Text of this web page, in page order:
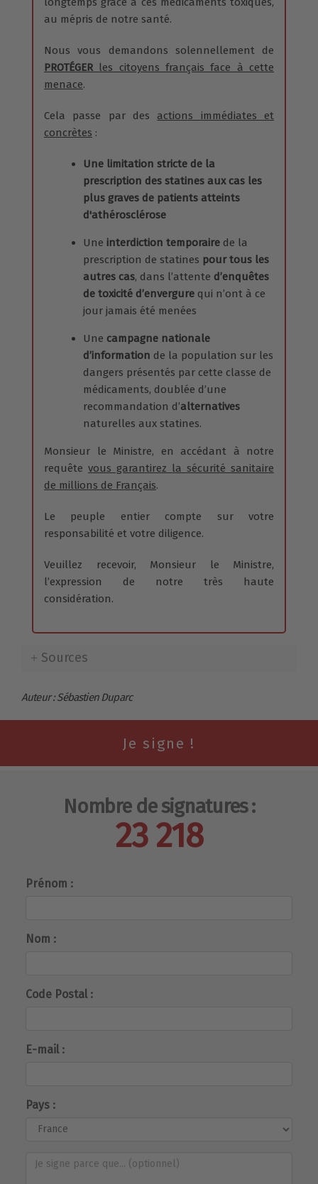
au mépris de notre santé.
Nous vous demandons solennellement de
PROTÉGER les citoyens français face à cette
menace.
Cela passe par des actions immédiates et
concrètes :
Une limitation stricte de la
prescription des statines aux cas les
plus graves de patients atteints
d'athérosclérose
Une interdiction temporaire de la
prescription de statines pour tous les
autres cas, dans l’attente d’enquêtes
de toxicité d’envergure qui n’ont à ce
jour jamais été menées
Une campagne nationale
d’information de la population sur les
dangers présentés par cette classe de
médicaments, doublée d’une
recommandation d’alternatives
naturelles aux statines.
Monsieur le Ministre, en accédant à notre
requête vous garantirez la sécurité sanitaire
de millions de Français.
Le peuple entier compte sur votre
responsabilité et votre diligence.
Veuillez recevoir, Monsieur le Ministre,
l’expression de notre très haute
considération.
Sources
Auteur : Sébastien Duparc
Nombre de signatures :
23 218
Prénom :
Nom :
Code Postal :
E-mail :
Pays :